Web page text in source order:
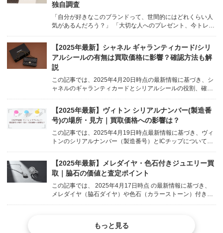
独自調査
「自分が好きなこのブランドって、世間的にはどれくらい人
気があるんだろう？」 「大切な人へのプレゼント、今トレン
ランドの「人気度」。 お気に入りのブランドが世の中でどう
評価されているのか、気になりますよね。 /* Basic st...
【2025年最新】シャネル ギャランティカード/シリ
アルシールの有無は買取価格に影響？確認方法も解
説
この記事では、2025年4月20日時点の最新情報に基づき、シ
ャネルのギャランティカードとシリアルシールの役割、確認
【2025年最新】ヴィトン シリアルナンバー(製造番
号)の場所・見方｜買取価格への影響は？
この記事では、2025年4月19日時点最新情報に基づき、ヴィ
トンのシリアルナンバー（製造番号）とICチップについて、
影響するのかを、ウォッチニアン買取専門店が分かりやすく
解説します。 body { font-family...
【2025年最新】メレダイヤ・色石付きジュエリー買
取｜脇石の価値と査定ポイント
この記事では、 2025年4月17日時点 の最新情報に基づき、
メレダイヤ（脇石ダイヤ）や色石（カラーストーン）付きの
もっと見る